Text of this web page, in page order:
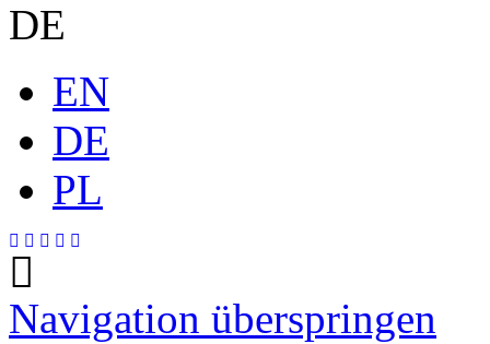
DE
EN
DE
PL
Navigation überspringen